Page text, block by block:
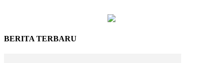
BERITA TERBARU